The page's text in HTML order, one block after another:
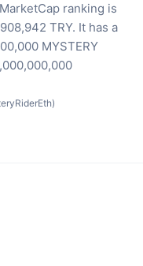
ranking is
TRY. It has a
MYSTERY